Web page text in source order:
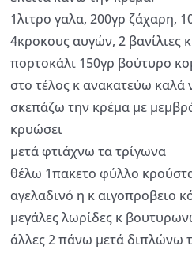
1λιτρο γαλα, 200γρ ζάχαρη,
4κροκους αυγών, 2 βανίλιες
πορτοκάλι 150γρ βούτυρο
στο τέλος κ ανακατεύω καλά
σκεπάζω την κρέμα με
κρυώσει
μετά φτιάχνω τα τρίγωνα
θέλω 1πακετο φύλλο
αγελαδινό η κ αιγοπροβειο
μεγάλες λωρίδες κ
άλλες 2 πάνω μετά διπλώνω